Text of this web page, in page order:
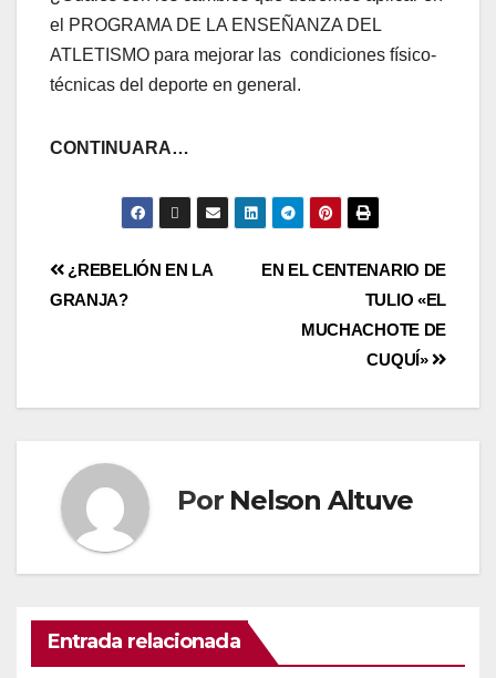
el PROGRAMA DE LA ENSEÑANZA DEL
ATLETISMO para mejorar las condiciones físico-
técnicas del deporte en general.
CONTINUARA…
EN EL CENTENARIO DE
TULIO «EL
MUCHACHOTE DE
CUQUÍ»
¿REBELIÓN EN LA
GRANJA?
Por Nelson Altuve
Entrada relacionada